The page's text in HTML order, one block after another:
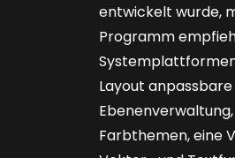
entwickelt wurde,
Programm
Systemplattformen
Layout
Farbthemen, eine